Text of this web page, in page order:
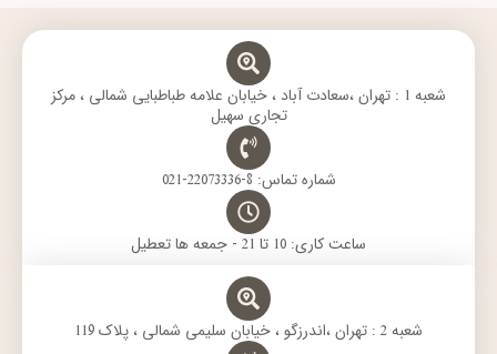
o
e
r
r
a
g
m
شعبه 1 : تهران ،سعادت آباد ، خیابان علامه طباطبایی شمالی ، مرکز
تجاری سهیل
شماره تماس: 8-22073336-021
ساعت کاری: 10 تا 21 - جمعه ها تعطیل
شعبه 2 : تهران ،اندرزگو ، خیابان سلیمی شمالی ، پلاک 119